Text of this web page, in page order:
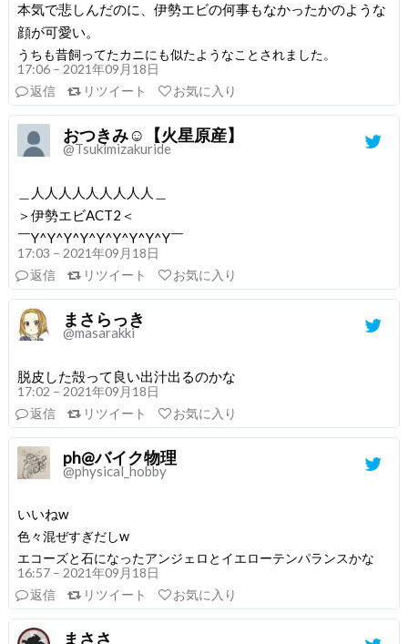
本気で悲しんだのに、伊勢エビの何事もなかったかのような
顔が可愛い。
うちも昔飼ってたカニにも似たようなことされました。
17:06 – 2021年09月18日
返信
リツイート お気に入り
おつきみ☺︎【火星原産】
@Tsukimizakuride
＿人人人人人人人人人＿
＞伊勢エビACT2＜
￣Y^Y^Y^Y^Y^Y^Y^Y^Y￣
17:03 – 2021年09月18日
返信
リツイート お気に入り
まさらっき
@masarakki
脱皮した殻って良い出汁出るのかな
17:02 – 2021年09月18日
返信
リツイート お気に入り
ph@バイク物理
@physical_hobby
いいねw
色々混ぜすぎだしw
エコーズと石になったアンジェロとイエローテンパランスかな
16:57 – 2021年09月18日
返信
リツイート お気に入り
まささ